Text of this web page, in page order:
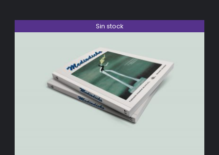
Sin stock
DETALLES